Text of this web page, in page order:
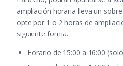
ampliación horaria lleva un
opte por 1 o 2 horas de
siguiente forma:
Horario de 15:00 a 16:00